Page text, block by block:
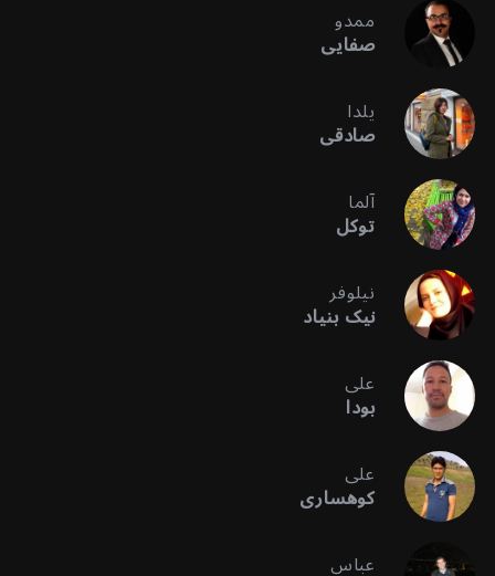
ممدو
صفایی
یلدا
صادقی
آلما
توکل
نیلوفر
نیک بنیاد
علی
بودا
علی
کوهساری
عباس